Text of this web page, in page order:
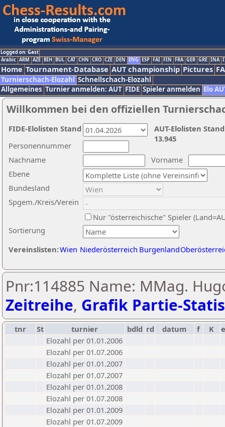
Logged on: Gast
Arabic ARM AZE BIH BUL CAT CHN CRO CZE DEN ENG ESP FAI FIN FRA GER GRE INA
Home Tournament-Database AUT championship Pictures
Turnierschach-Elozahl Schnellschach-Elozahl
Allgemeines Turnier anmelden: AUT FIDE Spieler anmelden Elo
Willkommen bei den offiziellen
Nachname
Vorname
Ebene
Sortierung
Personennummer
Bundesland
Spgem./Kreis/Verein
Nur "österreichische" Spieler
Vereinslisten:Wien Niederösterreich Burgenland
AUT-Elolisten
13.945
FIDE-Elolisten Stand
Pnr:114885 Name: MMag.
Zeitreihe, Grafik Partie-
tnr St turnier bdld rd datum f K
Elozahl per 01.01.2006
Elozahl per 01.07.2006
Elozahl per 01.01.2007
Elozahl per 01.07.2007
Elozahl per 01.01.2008
Elozahl per 01.07.2008
Elozahl per 01.01.2009
Elozahl per 01.07.2009